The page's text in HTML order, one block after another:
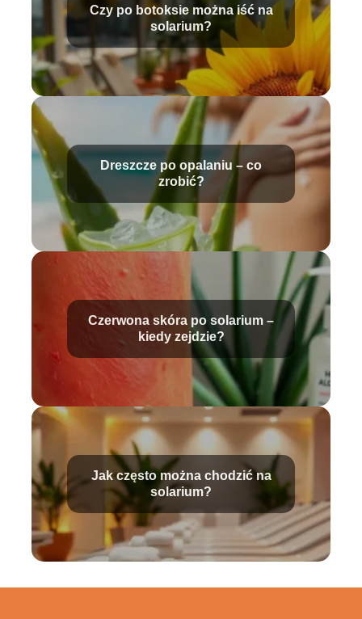
Czy po botoksie można iść na
solarium?
Dreszcze po opalaniu – co
zrobić?
Czerwona skóra po solarium –
kiedy zejdzie?
Jak często można chodzić na
solarium?